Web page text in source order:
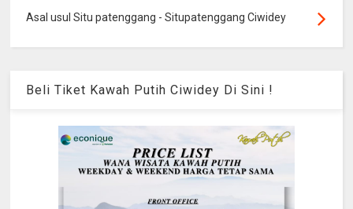
Asal usul Situ patenggang - Situpatenggang Ciwidey
Beli Tiket Kawah Putih Ciwidey Di Sini !